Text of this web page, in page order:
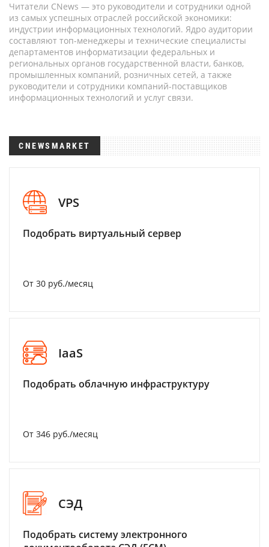
Читатели CNews — это руководители и сотрудники одной
из самых успешных отраслей российской экономики:
индустрии информационных технологий. Ядро аудитории
составляют топ-менеджеры и технические специалисты
департаментов информатизации федеральных и
региональных органов государственной власти, банков,
промышленных компаний, розничных сетей, а также
руководители и сотрудники компаний-поставщиков
информационных технологий и услуг связи.
CNEWSMARKET
VPS
Подобрать виртуальный сервер
От 30 руб./месяц
IaaS
Подобрать облачную инфраструктуру
От 346 руб./месяц
СЭД
Подобрать систему электронного